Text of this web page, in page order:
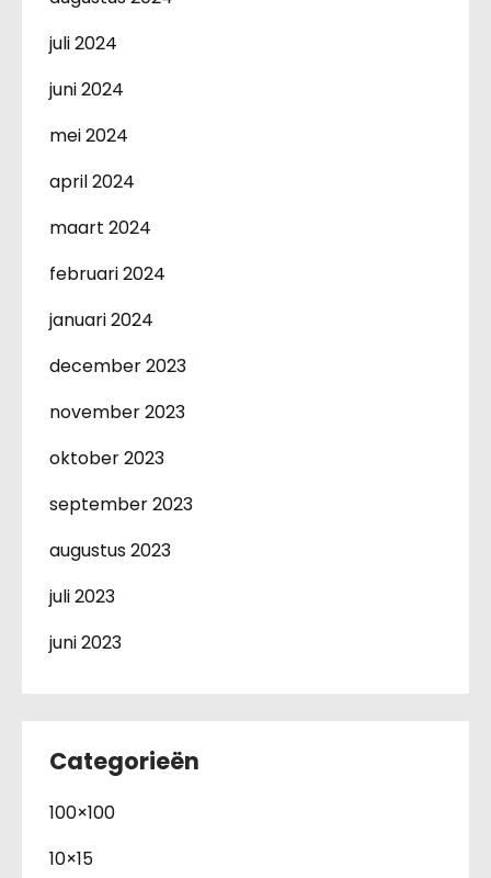
juli 2024
juni 2024
mei 2024
april 2024
maart 2024
februari 2024
januari 2024
december 2023
november 2023
oktober 2023
september 2023
augustus 2023
juli 2023
juni 2023
Categorieën
100×100
10×15